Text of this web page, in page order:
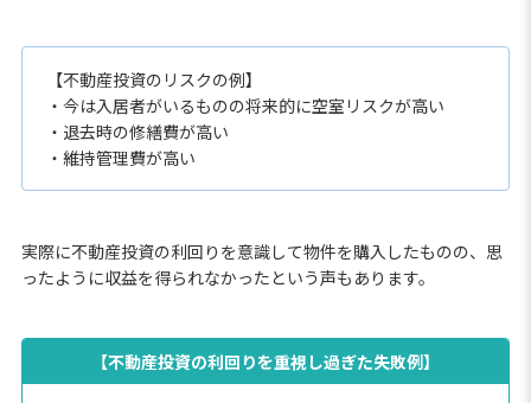
【不動産投資のリスクの例】
・今は入居者がいるものの将来的に空室リスクが高い
・退去時の修繕費が高い
・維持管理費が高い
実際に不動産投資の利回りを意識して物件を購入したものの、思
ったように収益を得られなかったという声もあります。
【不動産投資の利回りを重視し過ぎた失敗例】